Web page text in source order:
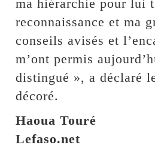
ma hiérarchie pour lui
reconnaissance et ma
conseils avisés et
m’ont permis
distingué », a déclaré
décoré.
Haoua Touré
Lefaso.net